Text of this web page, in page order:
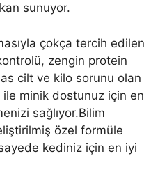
sunuyor.
çokça tercih edilen
zengin protein
cilt ve kilo sorunu olan
minik dostunuz için en
sağlıyor.Bilim
özel formüle
kediniz için en iyi